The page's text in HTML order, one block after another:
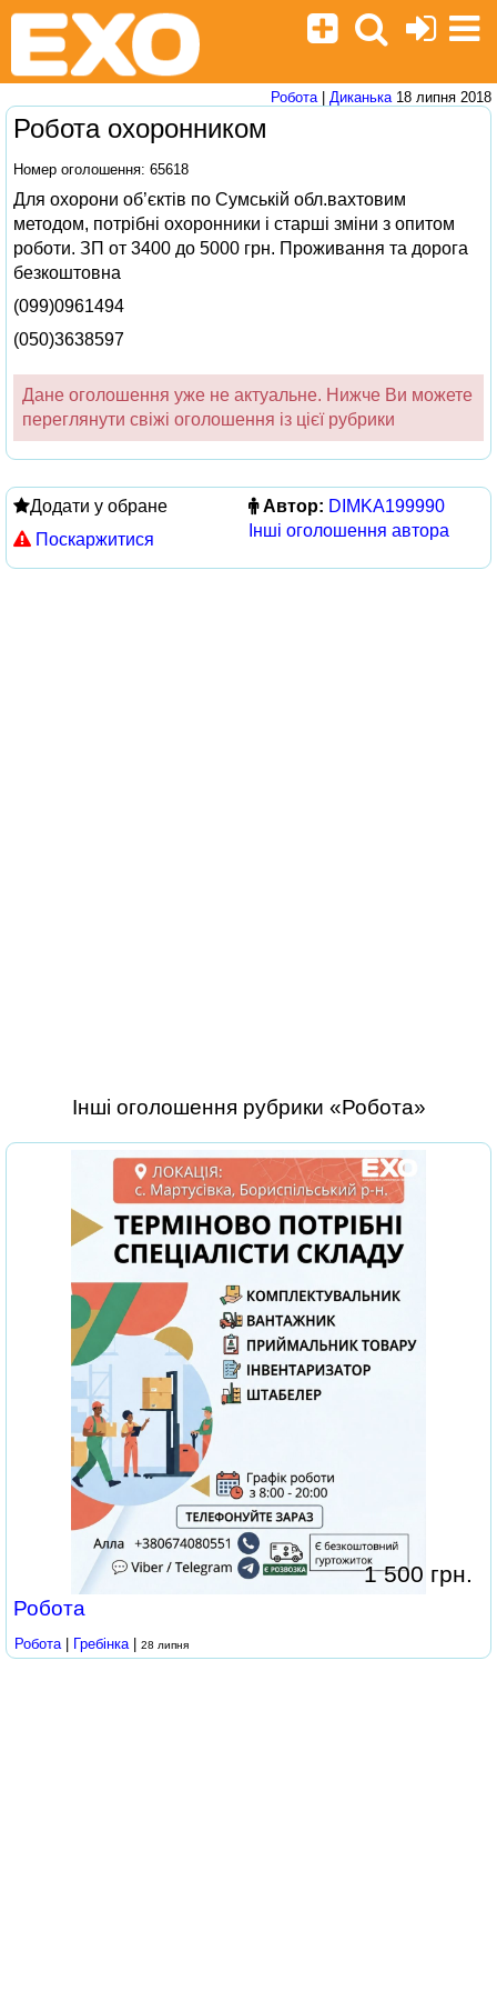
Робота| Диканька18 липня 2018
Робота охоронником
Номер оголошення: 65618
Для охорони об’єктів по Сумській обл.вахтовим
методом, потрібні охоронники і старші зміни з опитом
роботи. ЗП от 3400 до 5000 грн. Проживання та дорога
безкоштовна
(099)0961494
(050)3638597
Дане оголошення уже не актуальне. Нижче Ви можете
переглянути свіжі оголошення із цієї рубрики
Додати у обране
Поскаржитися
Автор: DIMKA199990
Інші оголошення автора
Інші оголошення рубрики «Робота»
1 500 грн.
Робота
Робота | Гребінка | 28 липня